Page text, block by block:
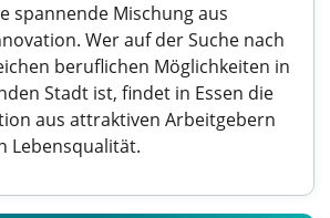
spannende Mischung aus
Wer auf der Suche nach
beruflichen Möglichkeiten in
Stadt ist, findet in Essen die
aus attraktiven Arbeitgebern
Lebensqualität.